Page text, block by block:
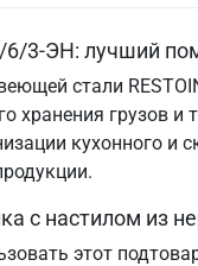
6/3-ЭН: лучший
стали
хранения грузов и
кухонного и
с настилом из
этот